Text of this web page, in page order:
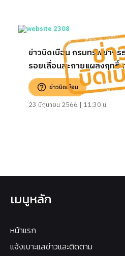
ข่าวบิดเบือน กรมทรัพยาก
รอยเลื่อนสะกายแผลงฤทธิ์
ข่าวบิดเบือน
23 มิถุนายน 2566 | 11:30 น.
เมนูหลัก
หน้าแรก
แจ้งเบาะแสข่าวและติดตาม